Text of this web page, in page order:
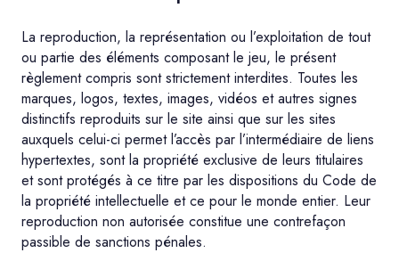
La reproduction, la représentation ou l’exploitation de tout
ou partie des éléments composant le jeu, le présent
règlement compris sont strictement interdites. Toutes les
marques, logos, textes, images, vidéos et autres signes
distinctifs reproduits sur le site ainsi que sur les sites
auxquels celui-ci permet l’accès par l’intermédiaire de liens
hypertextes, sont la propriété exclusive de leurs titulaires
et sont protégés à ce titre par les dispositions du Code de
la propriété intellectuelle et ce pour le monde entier. Leur
reproduction non autorisée constitue une contrefaçon
passible de sanctions pénales.